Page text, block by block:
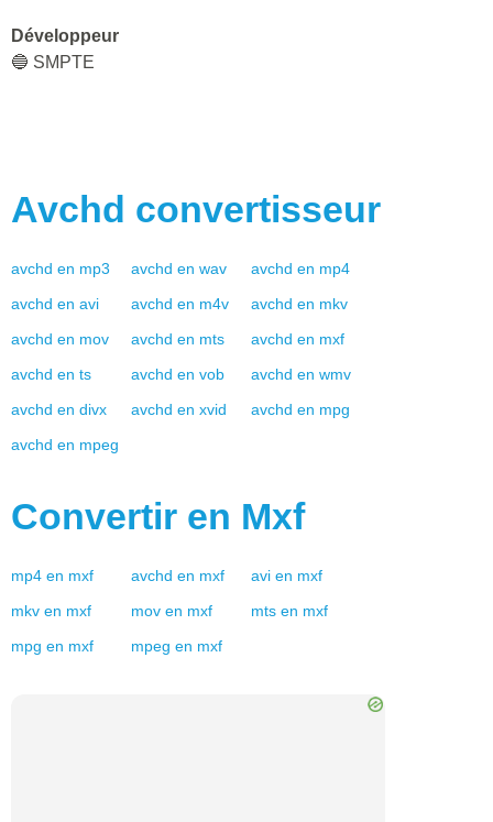
Développeur
🔵 SMPTE
Avchd convertisseur
avchd en mp3 avchd en wav avchd en mp4
avchd en avi avchd en m4v avchd en mkv
avchd en mov avchd en mts avchd en mxf
avchd en ts avchd en vob avchd en wmv
avchd en divx avchd en xvid avchd en mpg
avchd en mpeg
Convertir en Mxf
mp4 en mxf avchd en mxf avi en mxf
mkv en mxf mov en mxf mts en mxf
mpg en mxf mpeg en mxf